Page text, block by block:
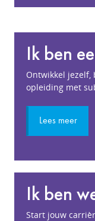
Ik ben
Ontwikkel jezelf,
opleiding met
Lees meer
Ik ben
Start jouw